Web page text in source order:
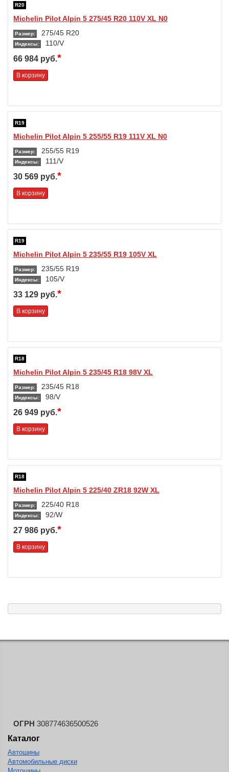
R20
Michelin Pilot Alpin 5 275/45 R20 110V XL N0
Размер: 275/45 R20
Индексы: 110/V
66 984 руб.*
В корзину
R19
Michelin Pilot Alpin 5 255/55 R19 111V XL N0
Размер: 255/55 R19
Индексы: 111/V
30 569 руб.*
В корзину
R19
Michelin Pilot Alpin 5 235/55 R19 105V XL
Размер: 235/55 R19
Индексы: 105/V
33 129 руб.*
В корзину
R18
Michelin Pilot Alpin 5 235/45 R18 98V XL
Размер: 235/45 R18
Индексы: 98/V
26 949 руб.*
В корзину
R18
Michelin Pilot Alpin 5 225/40 ZR18 92W XL
Размер: 225/40 R18
Индексы: 92/W
27 986 руб.*
В корзину
ОГРН 308774636500526
Каталог
Автошины
Автомобильные диски